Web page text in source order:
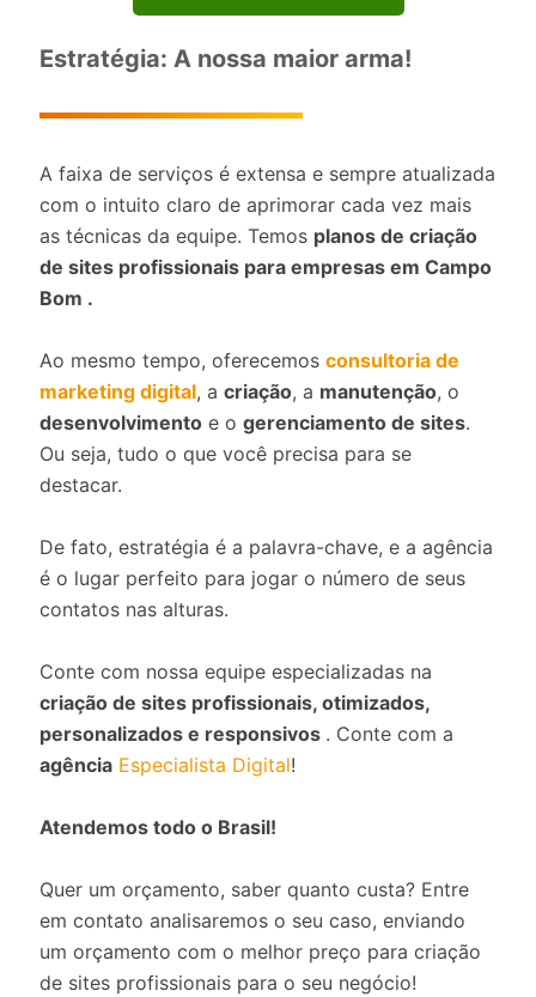
Estratégia: A nossa maior arma!
A faixa de serviços é extensa e sempre atualizada
com o intuito claro de aprimorar cada vez mais
as técnicas da equipe. Temos planos de criação
de sites profissionais para empresas em Campo
Bom .
Ao mesmo tempo, oferecemos consultoria de
marketing digital, a criação, a manutenção, o
desenvolvimento e o gerenciamento de sites.
Ou seja, tudo o que você precisa para se
destacar.
De fato, estratégia é a palavra-chave, e a agência
é o lugar perfeito para jogar o número de seus
contatos nas alturas.
Conte com nossa equipe especializadas na
criação de sites profissionais, otimizados,
personalizados e responsivos . Conte com a
agência Especialista Digital!
Atendemos todo o Brasil!
Quer um orçamento, saber quanto custa? Entre
em contato analisaremos o seu caso, enviando
um orçamento com o melhor preço para criação
de sites profissionais para o seu negócio!